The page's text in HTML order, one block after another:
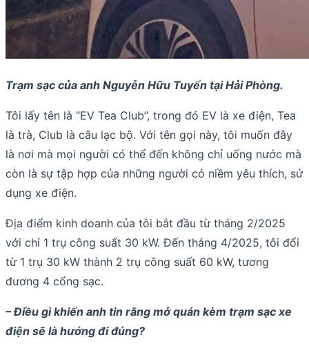
Trạm sạc của anh Nguyễn Hữu Tuyến tại Hải Phòng.
Tôi lấy tên là “EV Tea Club”, trong đó EV là xe điện, Tea
là trà, Club là câu lạc bộ. Với tên gọi này, tôi muốn đây
là nơi mà mọi người có thể đến không chỉ uống nước mà
còn là sự tập hợp của những người có niềm yêu thích, sử
dụng xe điện.
Địa điểm kinh doanh của tôi bắt đầu từ tháng 2/2025
với chỉ 1 trụ công suất 30 kW. Đến tháng 4/2025, tôi đổi
từ 1 trụ 30 kW thành 2 trụ công suất 60 kW, tương
đương 4 cổng sạc.
– Điều gì khiến anh tin rằng mở quán kèm trạm sạc xe
điện sẽ là hướng đi đúng?